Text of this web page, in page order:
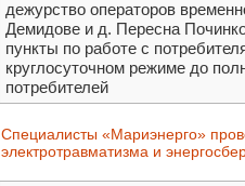
дежурство операторов
Демидове и д. Пересна
пункты по работе с
круглосуточном режиме до
потребителей
Специалисты «Мариэнерго»
электротравматизма и